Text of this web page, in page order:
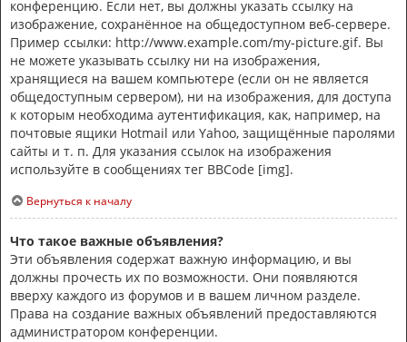
конференцию. Если нет, вы должны указать ссылку на
изображение, сохранённое на общедоступном веб-сервере.
Пример ссылки: http://www.example.com/my-picture.gif. Вы
не можете указывать ссылку ни на изображения,
хранящиеся на вашем компьютере (если он не является
общедоступным сервером), ни на изображения, для доступа
к которым необходима аутентификация, как, например, на
почтовые ящики Hotmail или Yahoo, защищённые паролями
сайты и т. п. Для указания ссылок на изображения
используйте в сообщениях тег BBCode [img].
Вернуться к началу
Что такое важные объявления?
Эти объявления содержат важную информацию, и вы
должны прочесть их по возможности. Они появляются
вверху каждого из форумов и в вашем личном разделе.
Права на создание важных объявлений предоставляются
администратором конференции.